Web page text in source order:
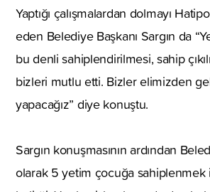
Yaptığı çalışmalardan dolmayı
eden Belediye Başkanı Sargın da
bu denli sahiplendirilmesi, sahip
bizleri mutlu etti. Bizler elimizden
yapacağız” diye konuştu.
Sargın konuşmasının ardından
olarak 5 yetim çocuğa sahiplenmek